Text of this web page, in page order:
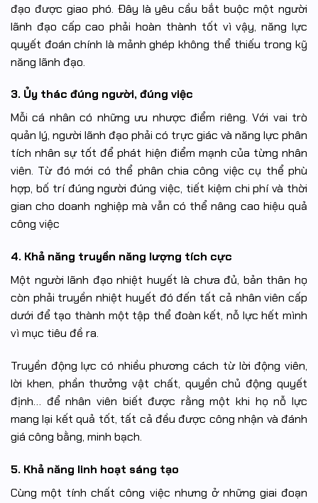
đạo được giao phó. Đây là yêu cầu bắt buộc một người
lãnh đạo cấp cao phải hoàn thành tốt vì vậy, năng lực
quyết đoán chính là mảnh ghép không thể thiếu trong kỹ
năng lãnh đạo.
3. Ủy thác đúng người, đúng việc
Mỗi cá nhân có những ưu nhược điểm riêng. Với vai trò
quản lý, người lãnh đạo phải có trực giác và năng lực phân
tích nhân sự tốt để phát hiện điểm mạnh của từng nhân
viên. Từ đó mới có thể phân chia công việc cụ thể phù
hợp, bố trí đúng người đúng việc, tiết kiệm chi phí và thời
gian cho doanh nghiệp mà vẫn có thể nâng cao hiệu quả
công việc
4. Khả năng truyền năng lượng tích cực
Một người lãnh đạo nhiệt huyết là chưa đủ, bản thân họ
còn phải truyền nhiệt huyết đó đến tất cả nhân viên cấp
dưới để tạo thành một tập thể đoàn kết, nỗ lực hết mình
vì mục tiêu đề ra.
Truyền động lực có nhiều phương cách từ lời động viên,
lời khen, phần thưởng vật chất, quyền chủ động quyết
định… để nhân viên biết được rằng một khi họ nỗ lực
mang lại kết quả tốt, tất cả đều được công nhận và đánh
giá công bằng, minh bạch.
5. Khả năng linh hoạt sáng tạo
Cùng một tính chất công việc nhưng ở những giai đoạn